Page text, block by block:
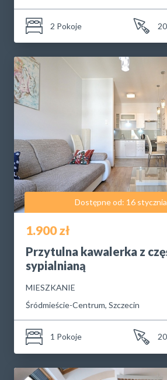
2 Pokoje
Dostępne od: 16
1.900 zł
Przytulna kawalerka z
sypialnianą
MIESZKANIE
Śródmieście-Centrum, Szczecin
1 Pokoje